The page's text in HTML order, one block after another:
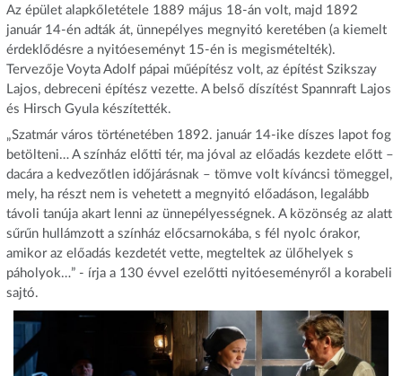
Az épület alapkőletétele 1889 május 18-án volt, majd 1892
január 14-én adták át, ünnepélyes megnyitó keretében (a kiemelt
érdeklődésre a nyitóeseményt 15-én is megismételték).
Tervezője Voyta Adolf pápai műépítész volt, az építést Szikszay
Lajos, debreceni építész vezette. A belső díszítést Spannraft Lajos
és Hirsch Gyula készítették.
„Szatmár város történetében 1892. január 14-ike díszes lapot fog
betölteni… A színház előtti tér, ma jóval az előadás kezdete előtt –
dacára a kedvezőtlen időjárásnak – tömve volt kíváncsi tömeggel,
mely, ha részt nem is vehetett a megnyitó előadáson, legalább
távoli tanúja akart lenni az ünnepélyességnek. A közönség az alatt
sűrűn hullámzott a színház előcsarnokába, s fél nyolc órakor,
amikor az előadás kezdetét vette, megteltek az ülőhelyek s
páholyok…” - írja a 130 évvel ezelőtti nyitóeseményről a korabeli
sajtó.